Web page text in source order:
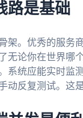
路是基础
架。优秀的服务
无论你在世界哪
系统应能实时监
动反复测试。这